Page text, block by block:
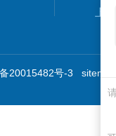
上
20015482号-3